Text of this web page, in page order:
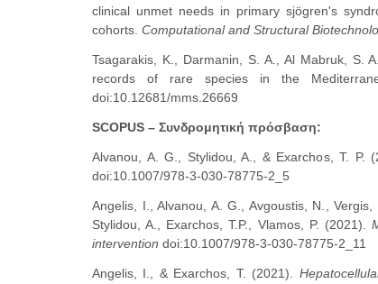
clinical unmet needs in primary sjögren's
cohorts. Computational and Structural
Tsagarakis, K., Darmanin, S. A., Al Mabruk, S.
records of rare species in the
doi:10.12681/mms.26669
SCOPUS – Συνδρομητική πρόσβαση:
Alvanou, A. G., Stylidou, A., & Exarchos, T. P.
doi:10.1007/978-3-030-78775-2_5
Angelis, I., Alvanou, A. G., Avgoustis, N.,
Stylidou, A., Exarchos, T.P., Vlamos, P. (2021).
intervention doi:10.1007/978-3-030-78775-2_11
Angelis, I., & Exarchos, T. (2021).